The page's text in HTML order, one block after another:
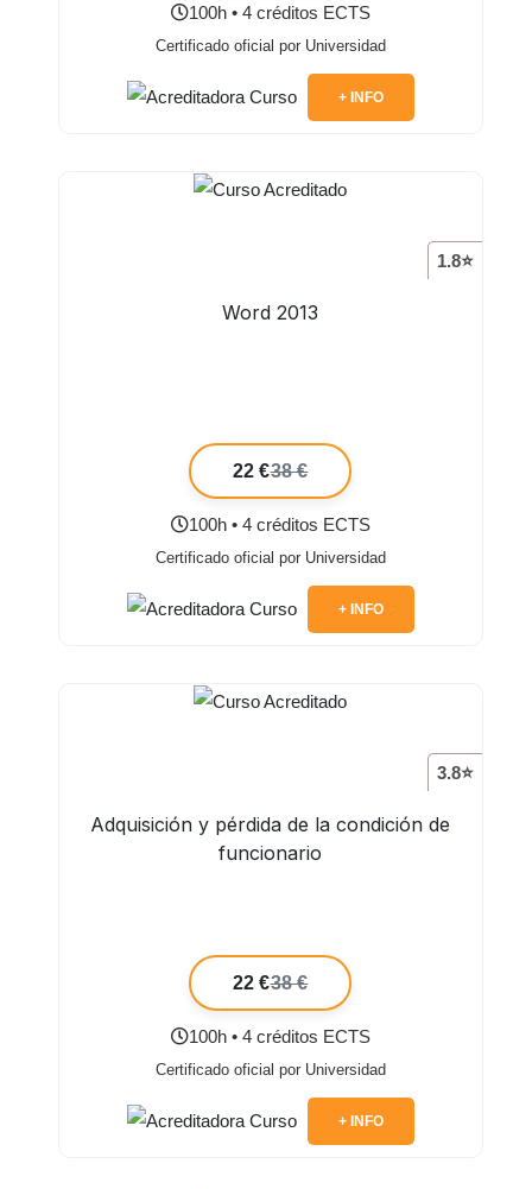
100h • 4 créditos ECTS
Certificado oficial por Universidad
+ INFO
1.8⭐
Word 2013
22 €38 €
100h • 4 créditos ECTS
Certificado oficial por Universidad
+ INFO
3.8⭐
Adquisición y pérdida de la condición de
funcionario
22 €38 €
100h • 4 créditos ECTS
Certificado oficial por Universidad
+ INFO